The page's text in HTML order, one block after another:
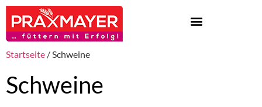
Startseite / Schweine
Schweine